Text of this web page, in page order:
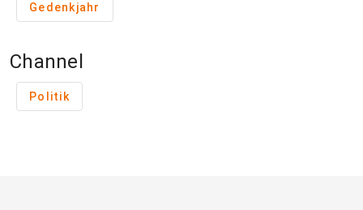
Gedenkjahr
Channel
Politik